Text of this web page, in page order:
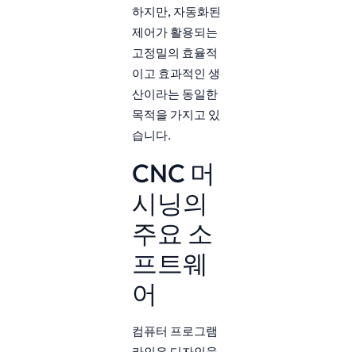
하지만, 자동화된
제어가 활용되는
고정밀의 효율적
이고 효과적인 생
산이라는 동일한
목적을 가지고 있
습니다.
CNC 머
시닝의
주요 소
프트웨
어
컴퓨터 프로그램